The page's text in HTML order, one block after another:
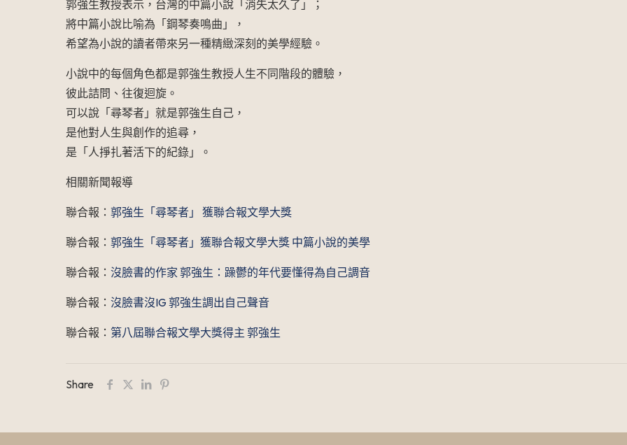
郭強生教授表示，台灣的中篇小說「消失太久了」；
將中篇小說比喻為「鋼琴奏鳴曲」，
希望為小說的讀者帶來另一種精緻深刻的美學經驗。
小說中的每個角色都是郭強生教授人生不同階段的體驗，
彼此詰問、往復迴旋。
可以說「尋琴者」就是郭強生自己，
是他對人生與創作的追尋，
是「人掙扎著活下的紀錄」。
相關新聞報導
聯合報： 郭強生「尋琴者」 獲聯合報文學大獎
聯合報： 郭強生「尋琴者」獲聯合報文學大獎 中篇小說的美學
聯合報： 沒臉書的作家 郭強生：躁鬱的年代要懂得為自己調音
聯合報： 沒臉書沒IG 郭強生調出自己聲音
聯合報： 第八屆聯合報文學大獎得主 郭強生
Share